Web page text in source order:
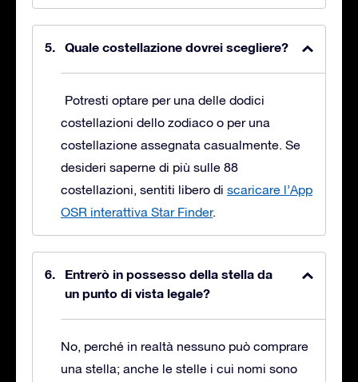
Quale costellazione dovrei scegliere?
Potresti optare per una delle dodici
costellazioni dello zodiaco o per una
costellazione assegnata casualmente. Se
desideri saperne di più sulle 88
costellazioni, sentiti libero di scaricare l’App
OSR interattiva Star Finder.
Entrerò in possesso della stella da
un punto di vista legale?
No, perché in realtà nessuno può comprare
una stella; anche le stelle i cui nomi sono